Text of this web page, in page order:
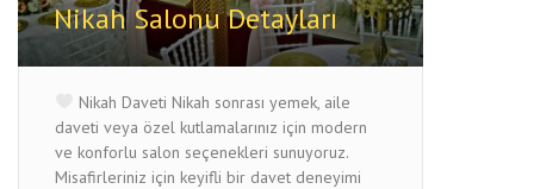
Nikah Salonu Detayları
Nikah Daveti Nikah sonrası yemek, aile
daveti veya özel kutlamalarınız için modern
ve konforlu salon seçenekleri sunuyoruz.
Misafirleriniz için keyifli bir davet deneyimi